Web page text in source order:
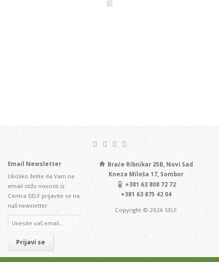
Email Newsletter
Ukoliko želite da Vam na
email stižu novosti iz
Centra SELF prijavite se na
naš newsletter.
Braće Ribnikar 25B, Novi Sad
Kneza Miloša 17, Sombor
+381 63 808 72 72
+381 63 875 42 04
Copyright © 2026 SELF